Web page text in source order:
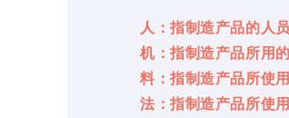
人：指制造产品的人员
机：指制造产品所用
料：指制造产品所使
法：指制造产品所使